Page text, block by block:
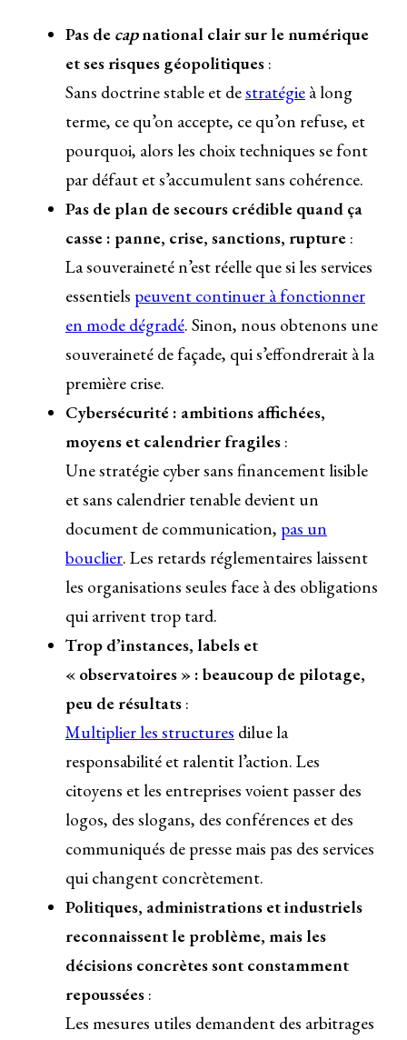
Pas de capnational clair sur le numérique
et ses risques géopolitiques :
Sans doctrine stable et destratégie à long
terme, ce qu’on accepte, ce qu’on refuse, et
pourquoi, alors les choix techniques se font
par défaut et s’accumulent sans cohérence.
Pas de plan de secours crédible quand ça
casse : panne, crise, sanctions, rupture :
La souveraineté n’est réelle que si les services
essentiels peuvent continuer à fonctionner
en mode dégradé. Sinon, nous obtenons une
souveraineté de façade, qui s’effondrerait à la
première crise.
Cybersécurité : ambitions affichées,
moyens et calendrier fragiles :
Une stratégie cyber sans financement lisible
et sans calendrier tenable devient un
document de communication, pas un
bouclier. Les retards réglementaires laissent
les organisations seules face à des obligations
qui arrivent trop tard.
Trop d’instances, labels et
« observatoires » : beaucoup de pilotage,
peu de résultats :
Multiplier les structures dilue la
responsabilité et ralentit l’action. Les
citoyens et les entreprises voient passer des
logos, des slogans, des conférences et des
communiqués de presse mais pas des services
qui changent concrètement.
Politiques, administrations et industriels
reconnaissent le problème, mais les
décisions concrètes sont constamment
repoussées :
Les mesures utiles demandent des arbitrages